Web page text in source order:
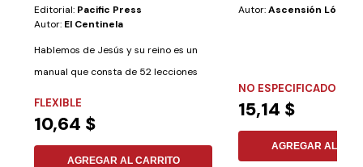
Editorial: Pacific Press
Autor: El Centinela
Hablemos de Jesús y su reino es un
manual que consta de 52 lecciones
FLEXIBLE
10,64 $
AGREGAR AL CARRITO
Autor:Ascensión López
NO ESPECIFICADO
15,14 $
AGREGAR AL